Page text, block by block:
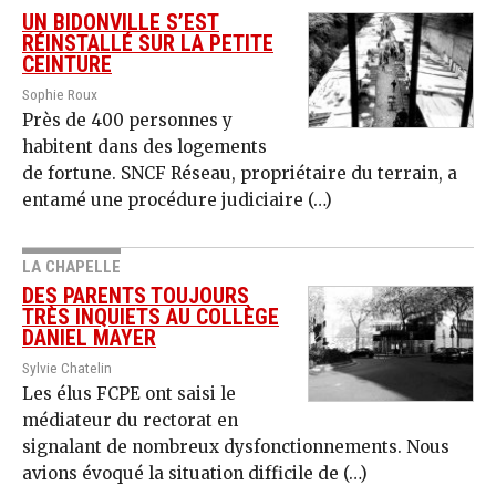
UN BIDONVILLE S’EST
RÉINSTALLÉ SUR LA PETITE
CEINTURE
Sophie Roux
Près de 400 personnes y
habitent dans des logements
de fortune. SNCF Réseau, propriétaire du terrain, a
entamé une procédure judiciaire (…)
LA CHAPELLE
DES PARENTS TOUJOURS
TRÈS INQUIETS AU COLLÈGE
DANIEL MAYER
Sylvie Chatelin
Les élus FCPE ont saisi le
médiateur du rectorat en
signalant de nombreux dysfonctionnements. Nous
avions évoqué la situation difficile de (…)